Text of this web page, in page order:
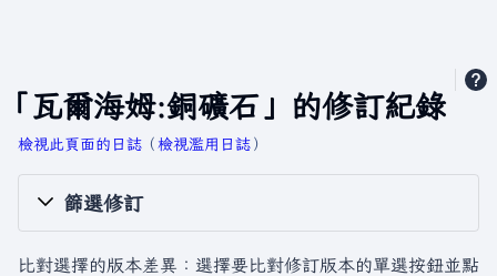
「瓦爾海姆:銅礦石」的修訂紀錄
檢視此頁面的日誌 ​（檢視濫用日誌）
篩選修訂
比對選擇的版本差異：選擇要比對修訂版本的單選按鈕並點